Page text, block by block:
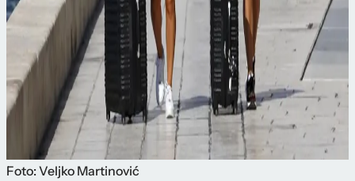
Foto: Veljko Martinović